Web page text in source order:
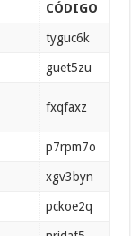
CÓDIGO
tyguc6k
guet5zu
fxqfaxz
p7rpm7o
xgv3byn
pckoe2q